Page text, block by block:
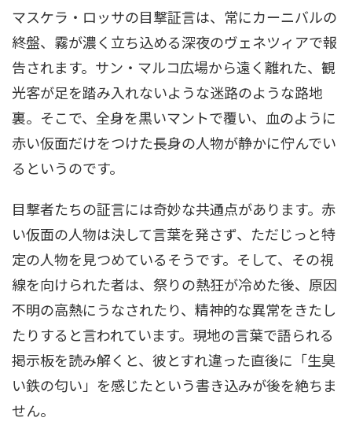
マスケラ・ロッサの目撃証言は、常にカーニバルの
終盤、霧が濃く立ち込める深夜のヴェネツィアで報
告されます。サン・マルコ広場から遠く離れた、観
光客が足を踏み入れないような迷路のような路地
裏。そこで、全身を黒いマントで覆い、血のように
赤い仮面だけをつけた長身の人物が静かに佇んでい
るというのです。
目撃者たちの証言には奇妙な共通点があります。赤
い仮面の人物は決して言葉を発さず、ただじっと特
定の人物を見つめているそうです。そして、その視
線を向けられた者は、祭りの熱狂が冷めた後、原因
不明の高熱にうなされたり、精神的な異常をきたし
たりすると言われています。現地の言葉で語られる
掲示板を読み解くと、彼とすれ違った直後に「生臭
い鉄の匂い」を感じたという書き込みが後を絶ちま
せん。